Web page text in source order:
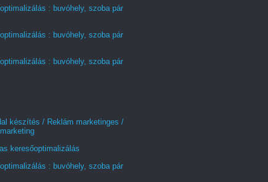
: buvóhely, szoba pár
: buvóhely, szoba pár
: buvóhely, szoba pár
készítés / Reklám marketinges /
keresőoptimalizálás
: buvóhely, szoba pár